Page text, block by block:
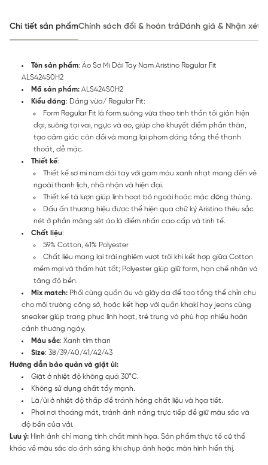
Chi tiết sản phẩmChính sách đổi & hoàn trảĐánh giá & Nhận xét
Tên sản phẩm: Áo Sơ Mi Dài Tay Nam Aristino Regular Fit
ALS424S0H2
Mã sản phẩm: ALS424S0H2
Kiểu dáng: Dáng vừa/ Regular Fit:
Form Regular Fit là form suông vừa theo tinh thần tối giản hiện
đại, suông tại vai, ngực và eo, giúp che khuyết điểm phần thân,
tạo cảm giác cân đối và mang lại phom dáng tổng thể thanh
thoát, dễ mặc.
Thiết kế:
Thiết kế sơ mi nam dài tay với gam màu xanh nhạt mang đến vẻ
ngoài thanh lịch, nhã nhặn và hiện đại.
Thiết kế tà lượn giúp linh hoạt bỏ ngoài hoặc mặc đóng thùng.
Dấu ấn thương hiệu được thể hiện qua chữ ký Aristino thêu sắc
nét ở phần măng sét áo là điểm nhấn cao cấp và tinh tế.
Chất liệu:
59% Cotton, 41% Polyester
Chất liệu mang lại trải nghiệm vượt trội khi kết hợp giữa Cotton
mềm mại và thấm hút tốt; Polyester giúp giữ form, hạn chế nhăn và
tăng độ bền.
Mix match: Phối cùng quần âu và giày da để tạo tổng thể chỉn chu
cho môi trường công sở, hoặc kết hợp với quần khaki hay jeans cùng
sneaker giúp trang phục linh hoạt, trẻ trung và phù hợp nhiều hoàn
cảnh thường ngày.
Màu sắc: Xanh tím than
Size: 38/39/40/41/42/43
Hướng dẫn bảo quản và giặt ủi:
Giặt ở nhiệt độ không quá 30°C.
Không sử dụng chất tẩy mạnh.
Là/ủi ở nhiệt độ thấp để tránh hỏng chất liệu và họa tiết.
Phơi nơi thoáng mát, tránh ánh nắng trực tiếp để giữ màu sắc và
độ bền của vải.
Lưu ý: Hình ảnh chỉ mang tính chất minh họa. Sản phẩm thực tế có thể
khác về màu sắc do ánh sáng khi chụp ảnh hoặc màn hình hiển thị.